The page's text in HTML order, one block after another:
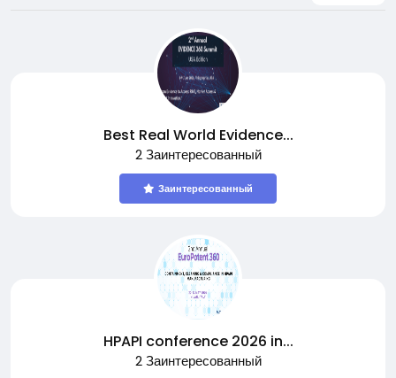
Best Real World Evidence...
2 Заинтересованный
Заинтересованный
HPAPI conference 2026 in...
2 Заинтересованный